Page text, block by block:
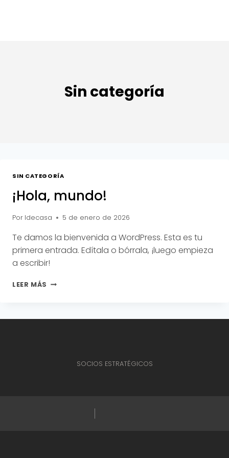
Sin categoría
SIN CATEGORÍA
¡Hola, mundo!
Por Idecasa 5 de enero de 2026
Te damos la bienvenida a WordPress. Esta es tu
primera entrada. Edítala o bórrala, ¡luego empieza
a escribir!
LEER MÁS ¡HOLA,
SOCIOS ESTRATÉGICOS